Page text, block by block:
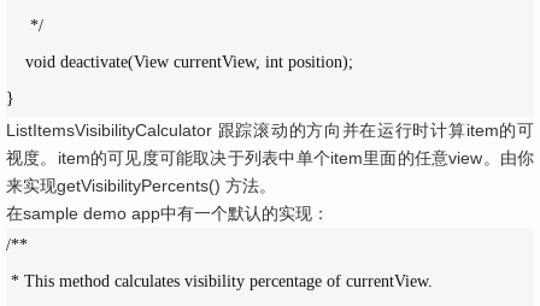
*/
void deactivate(View currentView, int position);
}
ListItemsVisibilityCalculator 跟踪滚动的方向并在运行时计算item的可
视度。item的可见度可能取决于列表中单个item里面的任意view。由你
来实现getVisibilityPercents() 方法。
在sample demo app中有一个默认的实现：
/**
* This method calculates visibility percentage of currentView.